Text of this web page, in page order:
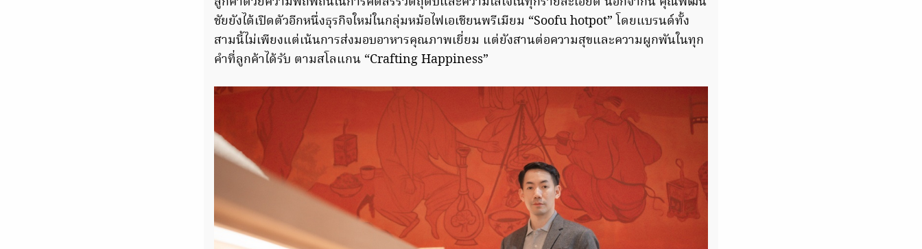
ชัยยังได้เปิดตัวอีกหนึ่งธุรกิจใหม่ในกลุ่มหม้อไฟเอเชียนพรีเมียม “Soofu hotpot” โดยแบรนด์ทั้ง
สามนี้ไม่เพียงแต่เน้นการส่งมอบอาหารคุณภาพเยี่ยม แต่ยังสานต่อความสุขและความผูกพันในทุก
คำที่ลูกค้าได้รับ ตามสโลแกน “Crafting Happiness”